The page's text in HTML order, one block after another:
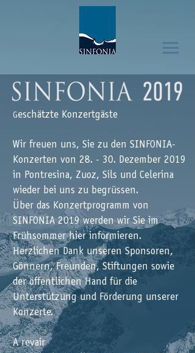
Geschätzte Konzertgäste
Wir freuen uns, Sie zu den SINFONIA-
Konzerten von 28. - 30. Dezember 2019
in Pontresina, Zuoz, Sils und Celerina
wieder bei uns zu begrüssen.
Über das Konzertprogramm von
SINFONIA 2019 werden wir Sie im
Frühsommer hier informieren.
Herzlichen Dank unseren Sponsoren,
Gönnern, Freunden, Stiftungen sowie
der öffentlichen Hand für die
Unterstützung und Förderung unserer
Konzerte.
​A revair